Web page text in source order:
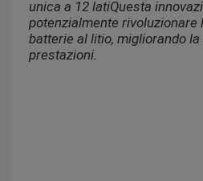
unica a 12 latiQuesta
potenzialmente rivoluzionare
batterie al litio, migliorando
prestazioni.